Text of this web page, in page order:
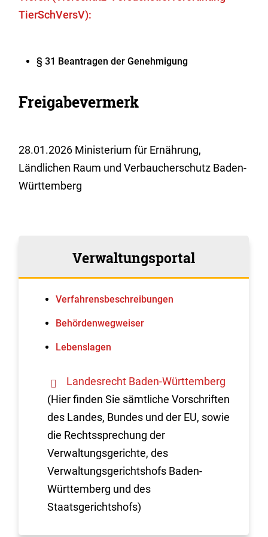
TierSchVersV):
§ 31 Beantragen der Genehmigung
Freigabevermerk
28.01.2026 Ministerium für Ernährung,
Ländlichen Raum und Verbaucherschutz Baden-
Württemberg
Verwaltungsportal
Verfahrens­beschreibungen
Behördenwegweiser
Lebenslagen
Landesrecht Baden-Württemberg
(Hier finden Sie sämtliche Vorschriften
des Landes, Bundes und der EU, sowie
die Rechtssprechung der
Verwaltungsgerichte, des
Verwaltungsgerichtshofs Baden-
Württemberg und des
Staatsgerichtshofs)